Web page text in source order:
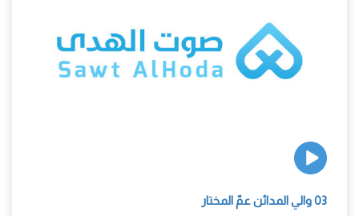
03 والي المدائن عمّ المختار